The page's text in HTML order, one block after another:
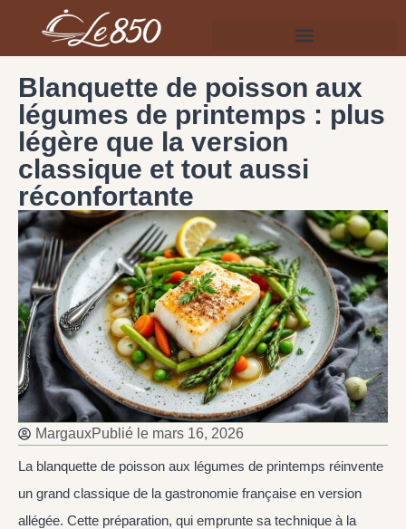
Blanquette de poisson aux
légumes de printemps : plus
légère que la version
classique et tout aussi
réconfortante
MargauxPublié le mars 16, 2026
La blanquette de poisson aux légumes de printemps réinvente
un grand classique de la gastronomie française en version
allégée. Cette préparation, qui emprunte sa technique à la